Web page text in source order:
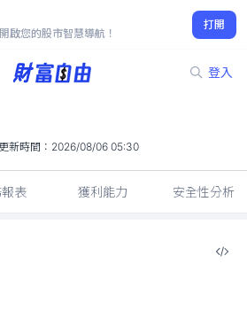
啟您的股市智慧導航！
打開
登入
43.05
1.53%
新時間： 2026/08/06 05:30
表 獲利能力 安全性分析